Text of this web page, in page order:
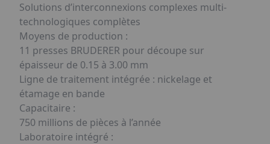
Solutions d’interconnexions complexes multi-
technologiques complètes
Moyens de production :
11 presses BRUDERER pour découpe sur
épaisseur de 0.15 à 3.00 mm
Ligne de traitement intégrée : nickelage et
étamage en bande
Capacitaire :
750 millions de pièces à l’année
Laboratoire intégré :